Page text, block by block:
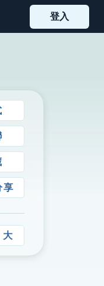
登入
享
大